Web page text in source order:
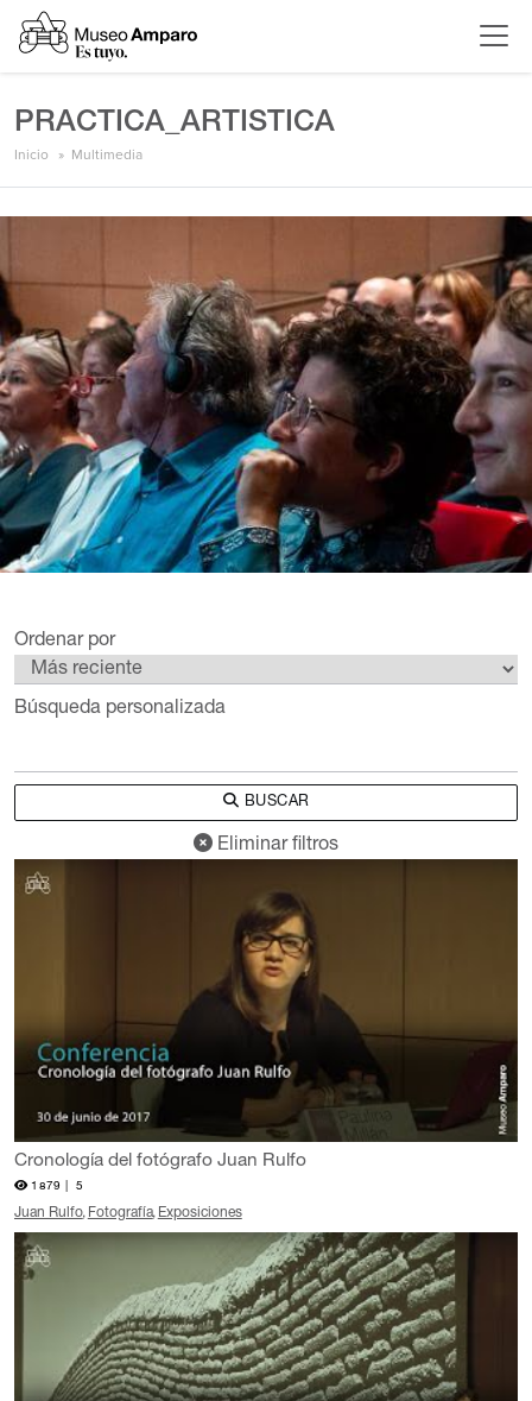
PRACTICA_ARTISTICA
Inicio Multimedia
Ordenar por
Búsqueda personalizada
BUSCAR
Eliminar filtros
Cronología del fotógrafo Juan Rulfo
1879 | 5
Juan Rulfo Fotografía Exposiciones